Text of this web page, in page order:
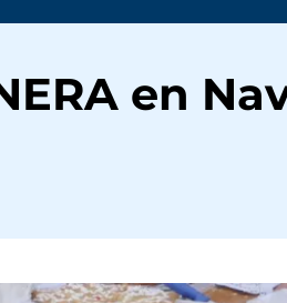
en